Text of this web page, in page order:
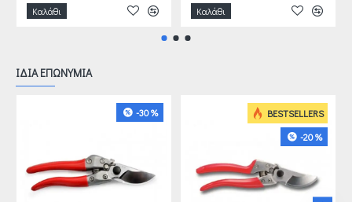
Καλάθι Καλάθι
ΙΔΙΑ ΕΠΩΝΥΜΙΑ
-30 %
BESTSELLERS
-20 %